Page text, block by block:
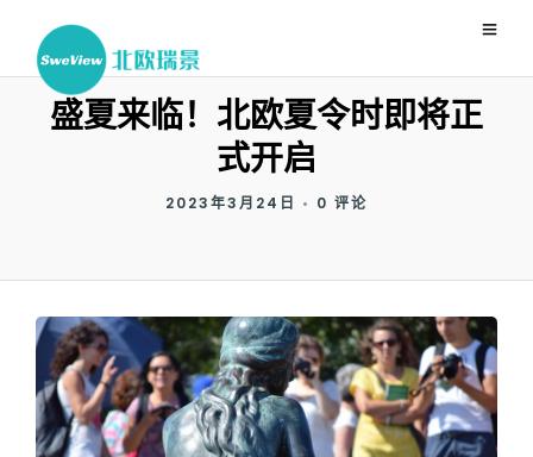
盛夏来临！北欧夏令时即将正
式开启
2023年3月24日 • 0 评论